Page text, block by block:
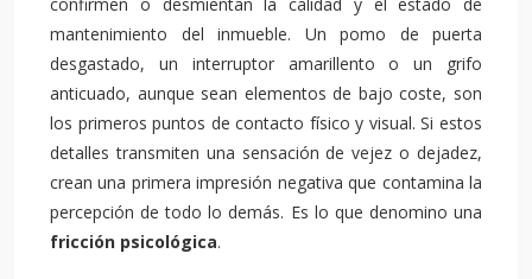
mantenimiento del inmueble. Un pomo de puerta
desgastado, un interruptor amarillento o un grifo
anticuado, aunque sean elementos de bajo coste, son
los primeros puntos de contacto físico y visual. Si estos
detalles transmiten una sensación de vejez o dejadez,
crean una primera impresión negativa que contamina la
percepción de todo lo demás. Es lo que denomino una
fricción psicológica.